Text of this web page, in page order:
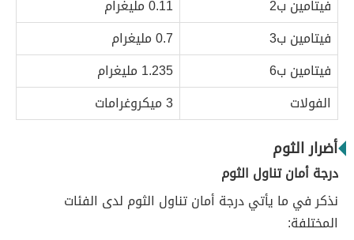
فيتامين ب2
0.11 مليغرام
فيتامين ب3
0.7 مليغرام
فيتامين ب6
1.235 مليغرام
الفولات
3 ميكروغرامات
أضرار الثوم
درجة أمان تناول الثوم
نذكر في ما يأتي درجة أمان تناول الثوم لدى الفئات
المختلفة: